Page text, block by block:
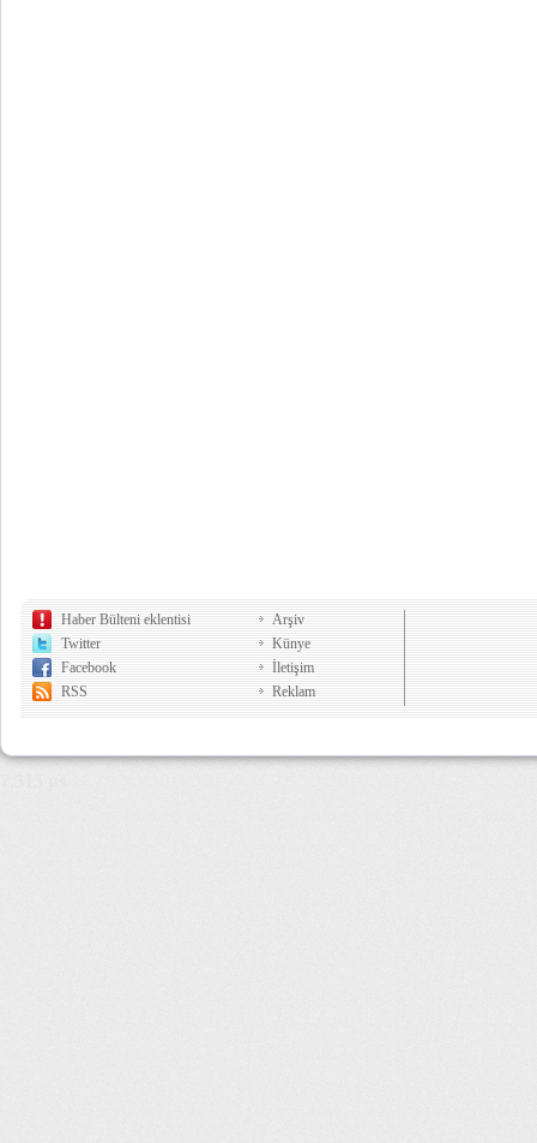
Haber Bülteni eklentisi
Twitter
Facebook
RSS
Arşiv
Künye
İletişim
Reklam